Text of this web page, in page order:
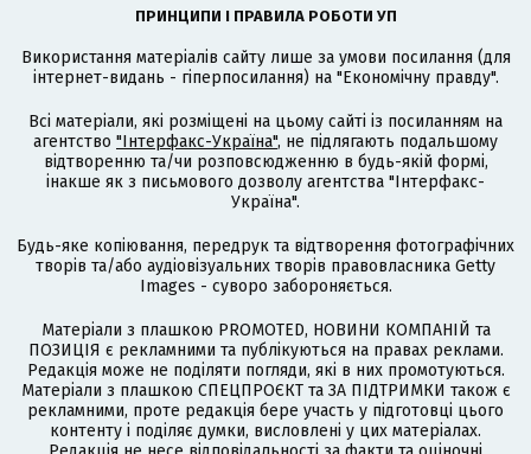
ПРИНЦИПИ І ПРАВИЛА РОБОТИ УП
Використання матеріалів сайту лише за умови посилання (для
інтернет-видань - гіперпосилання) на "Економічну правду".
Всі матеріали, які розміщені на цьому сайті із посиланням на
агентство "Інтерфакс-Україна", не підлягають подальшому
відтворенню та/чи розповсюдженню в будь-якій формі,
інакше як з письмового дозволу агентства "Інтерфакс-
Україна".
Будь-яке копіювання, передрук та відтворення фотографічних
творів та/або аудіовізуальних творів правовласника Getty
Images - суворо забороняється.
Матеріали з плашкою PROMOTED, НОВИНИ КОМПАНІЙ та
ПОЗИЦІЯ є рекламними та публікуються на правах реклами.
Редакція може не поділяти погляди, які в них промотуються.
Матеріали з плашкою СПЕЦПРОЄКТ та ЗА ПІДТРИМКИ також є
рекламними, проте редакція бере участь у підготовці цього
контенту і поділяє думки, висловлені у цих матеріалах.